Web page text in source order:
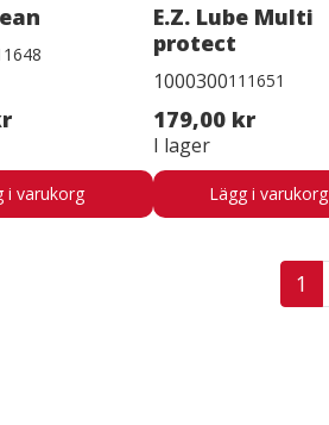
i varukorg
E.Z. Lube Multi
protect
1000300111651
179,00 kr
I lager
Lägg i varukorg
1